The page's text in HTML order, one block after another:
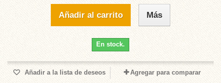
Añadir al carrito Más
En stock.
Añadir a la lista de deseos Agregar para comparar